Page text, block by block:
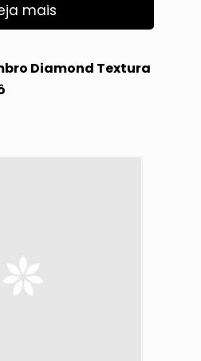
mais
Diamond Textura